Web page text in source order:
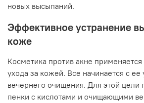
новых высыпаний.
Эффективное устранение
коже
Косметика против акне
ухода за кожей. Все начинается с ее
вечернего очищения. Для этой цели
пенки с кислотами и очищающими